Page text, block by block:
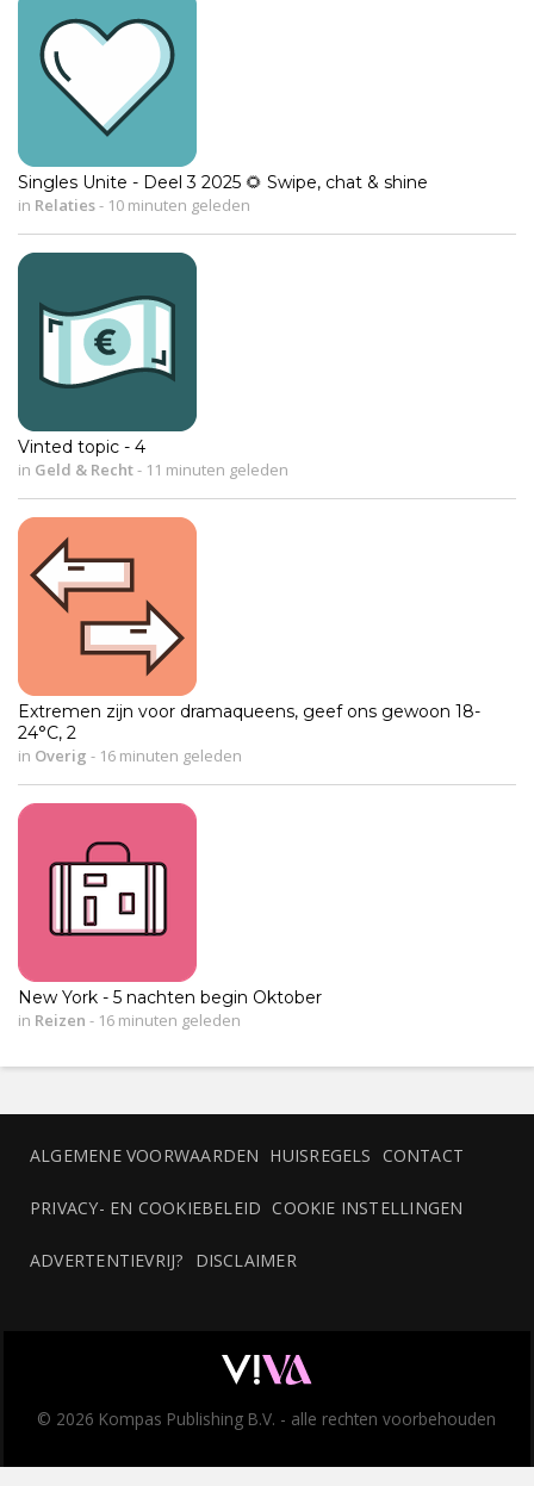
Singles Unite - Deel 3 2025 🌻 Swipe, chat & shine
in Relaties- 10 minuten geleden
Vinted topic - 4
in Geld & Recht- 11 minuten geleden
Extremen zijn voor dramaqueens, geef ons gewoon 18-
24°C, 2
in Overig - 16 minuten geleden
New York - 5 nachten begin Oktober
in Reizen - 16 minuten geleden
ALGEMENE VOORWAARDEN HUISREGELS CONTACT
PRIVACY- EN COOKIEBELEID COOKIE INSTELLINGEN
ADVERTENTIEVRIJ? DISCLAIMER
© 2026 Kompas Publishing B.V. - alle rechten voorbehouden